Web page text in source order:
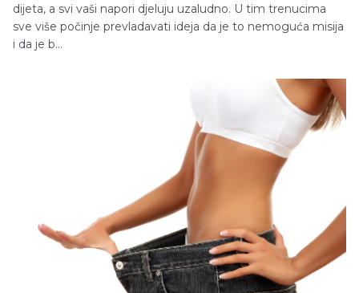
dijeta, a svi vaši napori djeluju uzaludno. U tim trenucima
sve više počinje prevladavati ideja da je to nemoguća misija
i da je b...